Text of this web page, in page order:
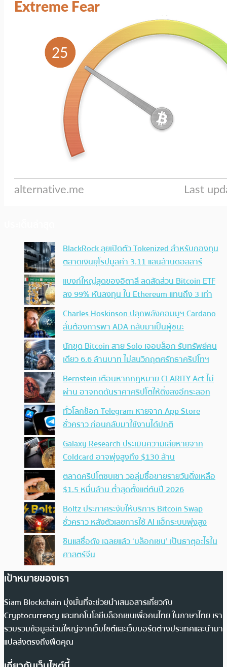
BlackRock ลุยเปิดตัว Tokenized สำหรับกองทุน
ตลาดเงินยุโรปมูลค่า 3.11 แสนล้านดอลลาร์
แบงก์ใหญ่สุดของอิตาลี ลดสัดส่วน Bitcoin ETF
ลง 99% หันลงทุน ใน Ethereum แทนถึง 3 เท่า
Charles Hoskinson ปลุกพลังคอมมูฯ Cardano
ลั่นต้องการพา ADA กลับมาเป็นผู้ชนะ
นักขุด Bitcoin สาย Solo เจอบล็อก รับทรัพย์คน
เดียว 6.6 ล้านบาท ไม่สนวิกฤตศรัทธาคริปโทฯ
Bernstein เตือนหากกฎหมาย CLARITY Act ไม่
ผ่าน อาจกดดันราคาคริปโตให้ดิ่งลงอีกระลอก
ทั่วโลกช็อก Telegram หายจาก App Store
ชั่วคราว ก่อนกลับมาใช้งานได้ปกติ
Galaxy Research ประเมินความเสียหายจาก
Coldcard อาจพุ่งสูงถึง $130 ล้าน
ตลาดคริปโตซบเซา วอลุ่มซื้อขายรายวันดิ่งเหลือ
$1.5 หมื่นล้าน ต่ำสุดตั้งแต่ต้นปี 2026
Boltz ประกาศระงับให้บริการ Bitcoin Swap
ชั่วคราว หลังตัวเลขการใช้ AI แฮ็กระบบพุ่งสูง
ซินแสชื่อดัง เฉลยแล้ว ‘บล็อกเชน’ เป็นธาตุอะไรใน
ศาสตร์จีน
เป้าหมายของเรา
Siam Blockchain มุ่งมั่นที่จะช่วยนำเสนอสารเกี่ยวกับ
Cryptocurrency และเทคโนโลยีบล็อกเชนเพื่อคนไทย ในภาษาไทย เรา
รวบรวมข้อมูลส่วนใหญ่จากเว็บไซต์และเว็บบอร์ดต่างประเทศและนำมา
แปลส่งตรงถึงฟีดคุณ